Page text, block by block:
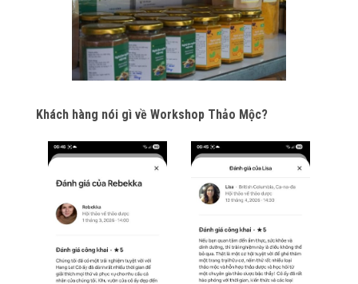
Khách hàng nói gì về Workshop Thảo Mộc?